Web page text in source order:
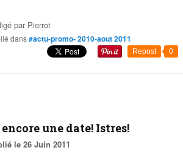
par Pierrot
dans#actu-promo- 2010-aout 2011
Repost 0
une date! Istres!
le 26 Juin 2011